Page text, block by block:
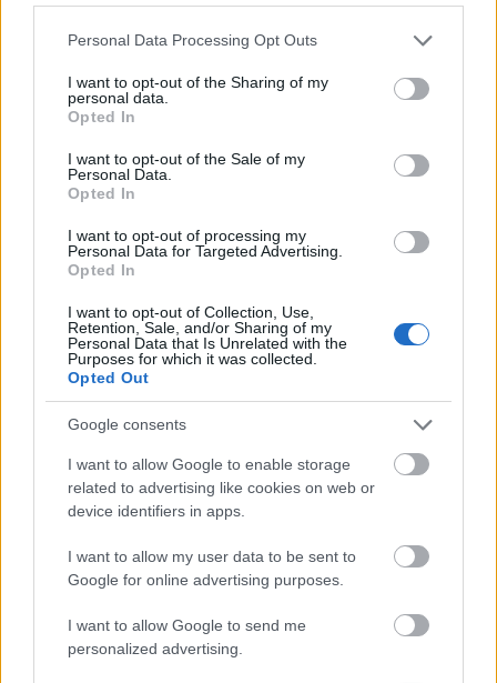
Please note that this website/app uses one or more Google
not limited to your visit or usage behaviour. You may click to
grant or deny consent to Google and its third-party tags to
use your data for below specified purposes in below Google
consent section.
Personal Data Processing Opt Outs
I want to opt-out of the Sharing of my
personal data.
Opted In
I want to opt-out of the Sale of my
Personal Data.
Opted In
I want to opt-out of processing my
Personal Data for Targeted Advertising.
Opted In
I want to opt-out of Collection, Use,
Retention, Sale, and/or Sharing of my
Personal Data that Is Unrelated with the
Purposes for which it was collected.
Opted Out
Google consents
I want to allow Google to enable storage
related to advertising like cookies on web or
device identifiers in apps.
I want to allow my user data to be sent to
Google for online advertising purposes.
I want to allow Google to send me
personalized advertising.
Bringa
Futás
Csütörtök
BKV
Futás
Péntek
környéken elég sok geoláda van, ezek közül elég
soknál még nem jártam. Megpróbálom úgy
belül meg tudjak látogatni néhány új ládát. Miután
pedig elfogytak a környékbeli helyszínek, egy-egy
távolabbi rejtést fogok megkeresni.
Vasárnap pedig marad a megszokott hosszú, az
adott felkészülési szakasznak megfelelő távval.
Bízom benne, hogy ezek a változások segíteni
fognak. Szeretném visszaszerezni a lelkesedésemet
és folytatni a kilók leadását. Még legalább 15 kg van
előttem, muszáj tovább menni az úton.
Ajánlott bejegyzések: